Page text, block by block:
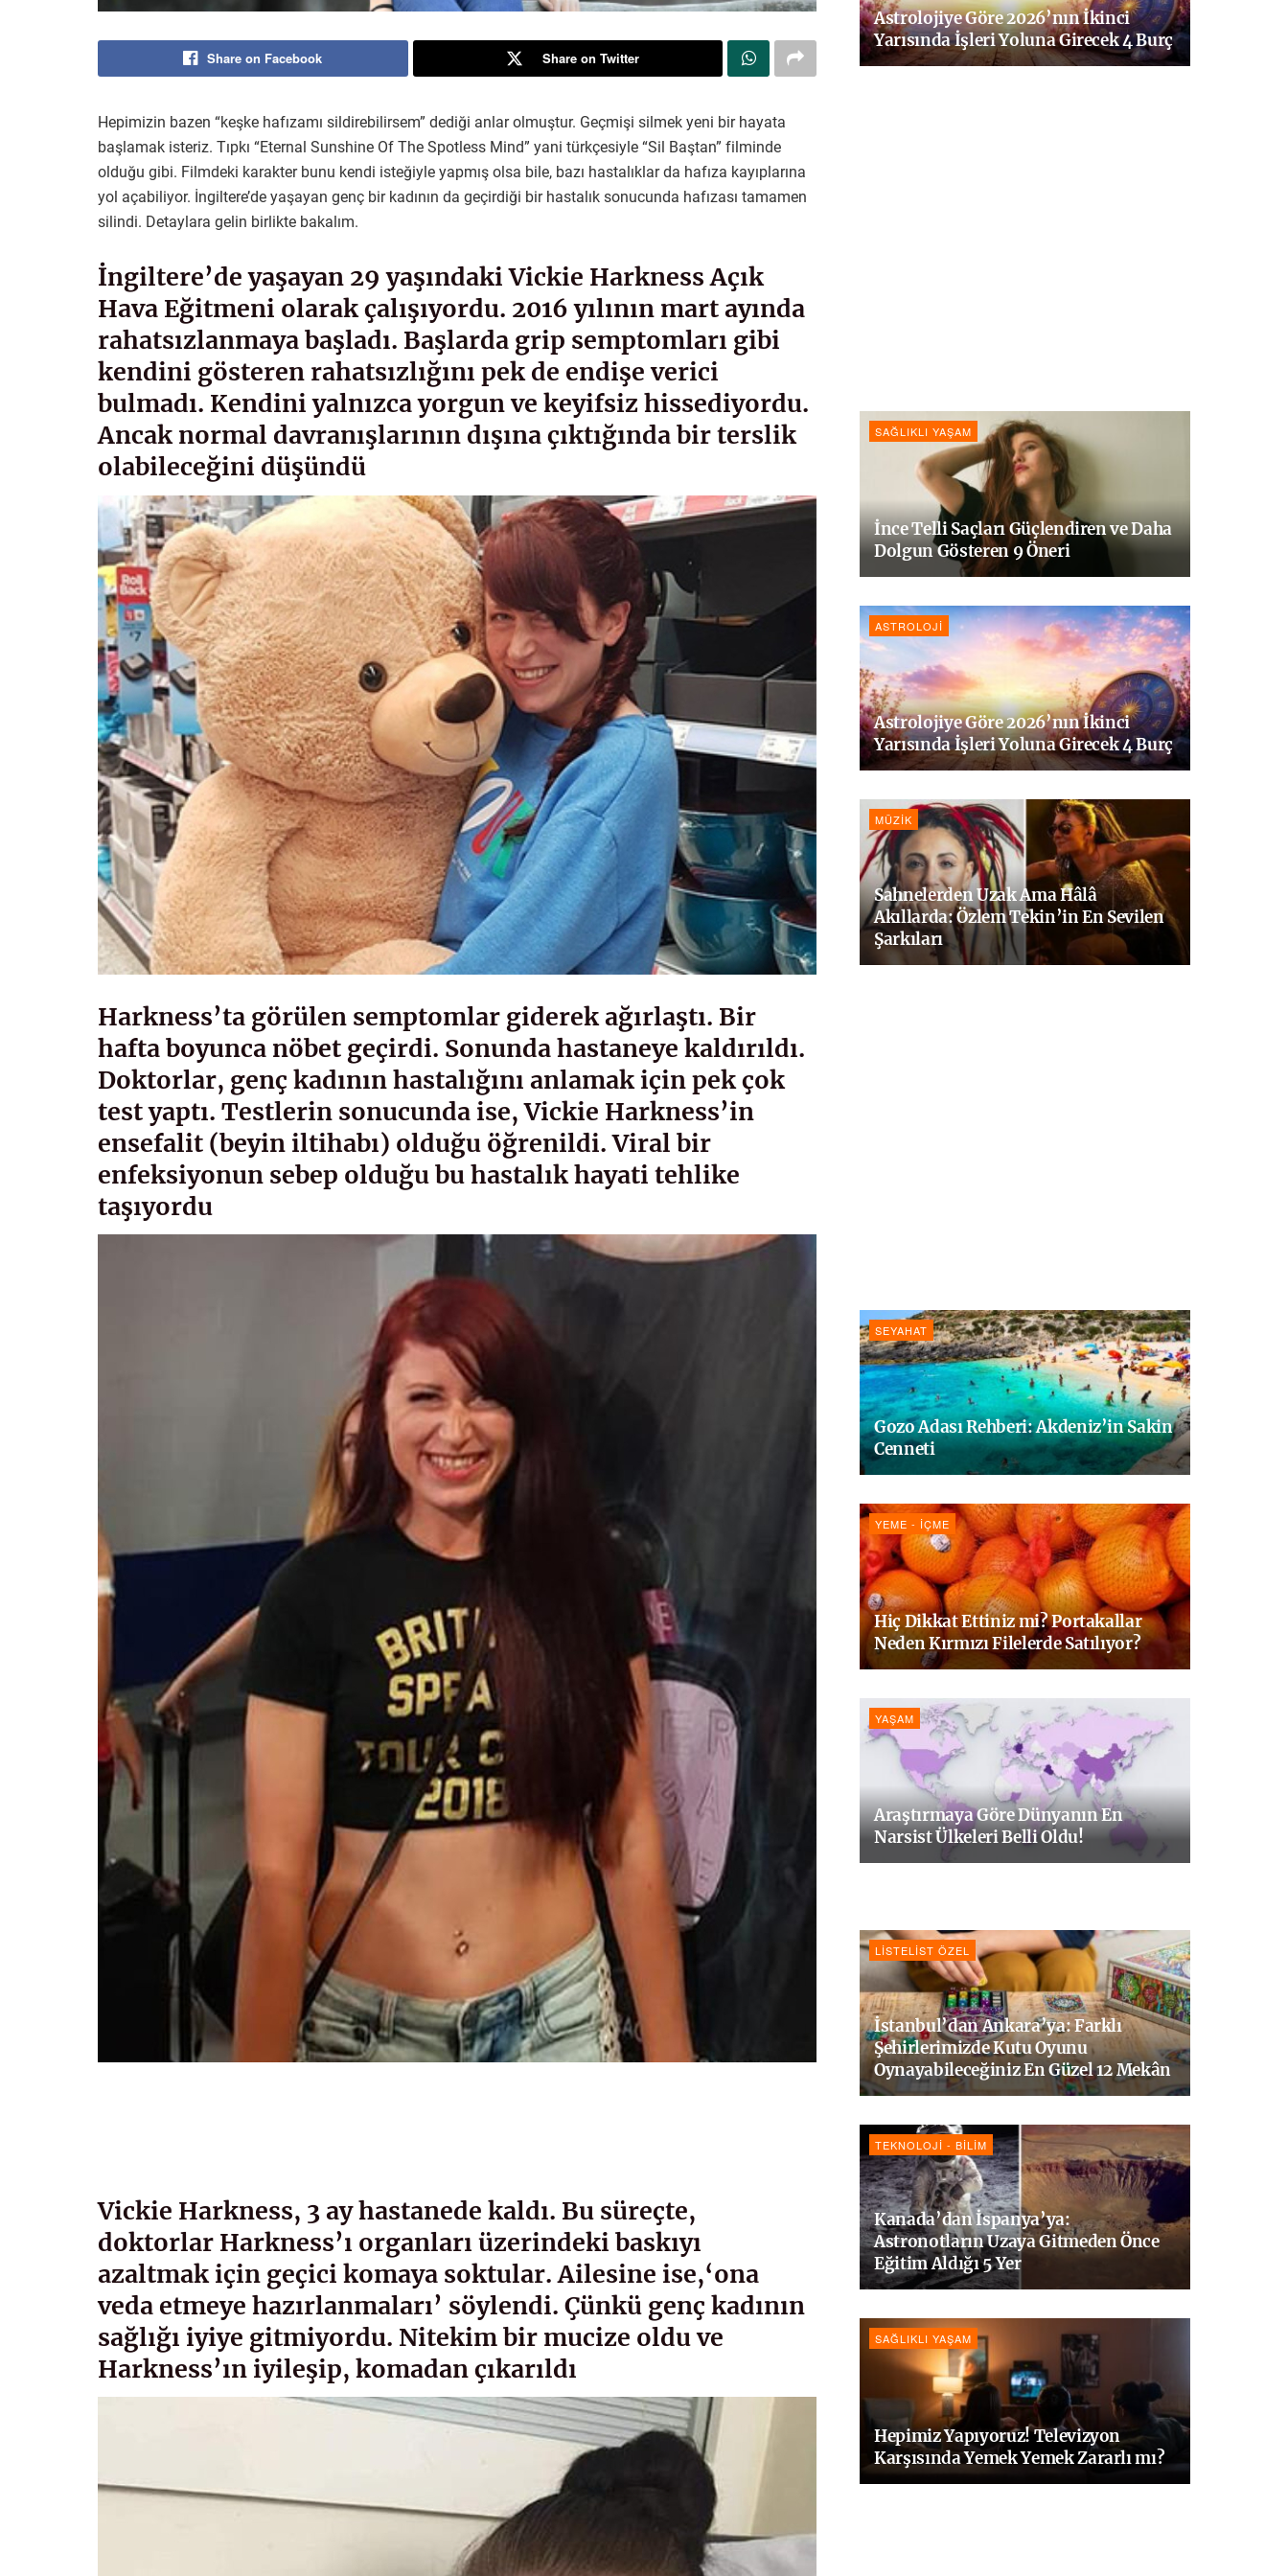
Share on Facebook Share on Twitter
Hepimizin bazen “keşke hafızamı sildirebilirsem” dediği anlar olmuştur. Geçmişi silmek yeni bir hayata
başlamak isteriz. Tıpkı “Eternal Sunshine Of The Spotless Mind” yani türkçesiyle “Sil Baştan” filminde
olduğu gibi. Filmdeki karakter bunu kendi isteğiyle yapmış olsa bile, bazı hastalıklar da hafıza kayıplarına
yol açabiliyor. İngiltere’de yaşayan genç bir kadının da geçirdiği bir hastalık sonucunda hafızası tamamen
silindi. Detaylara gelin birlikte bakalım.
İngiltere’de yaşayan 29 yaşındaki Vickie Harkness Açık
Hava Eğitmeni olarak çalışıyordu. 2016 yılının mart ayında
rahatsızlanmaya başladı. Başlarda grip semptomları gibi
kendini gösteren rahatsızlığını pek de endişe verici
bulmadı. Kendini yalnızca yorgun ve keyifsiz hissediyordu.
Ancak normal davranışlarının dışına çıktığında bir terslik
olabileceğini düşündü
Harkness’ta görülen semptomlar giderek ağırlaştı. Bir
hafta boyunca nöbet geçirdi. Sonunda hastaneye kaldırıldı.
Doktorlar, genç kadının hastalığını anlamak için pek çok
test yaptı. Testlerin sonucunda ise, Vickie Harkness’in
ensefalit (beyin iltihabı) olduğu öğrenildi. Viral bir
enfeksiyonun sebep olduğu bu hastalık hayati tehlike
taşıyordu
Vickie Harkness, 3 ay hastanede kaldı. Bu süreçte,
doktorlar Harkness’ı organları üzerindeki baskıyı
azaltmak için geçici komaya soktular. Ailesine ise,‘ona
veda etmeye hazırlanmaları’ söylendi. Çünkü genç kadının
sağlığı iyiye gitmiyordu. Nitekim bir mucize oldu ve
Harkness’ın iyileşip, komadan çıkarıldı
Astrolojiye Göre 2026’nın İkinci
Yarısında İşleri Yoluna Girecek 4 Burç
SAĞLIKLI YAŞAM
İnce Telli Saçları Güçlendiren ve Daha
Dolgun Gösteren 9 Öneri
ASTROLOJI
Astrolojiye Göre 2026’nın İkinci
Yarısında İşleri Yoluna Girecek 4 Burç
MÜZIK
Sahnelerden Uzak Ama Hâlâ
Akıllarda: Özlem Tekin’in En Sevilen
Şarkıları
SEYAHAT
Gozo Adası Rehberi: Akdeniz’in Sakin
Cenneti
YEME - İÇME
Hiç Dikkat Ettiniz mi? Portakallar
Neden Kırmızı Filelerde Satılıyor?
YAŞAM
Araştırmaya Göre Dünyanın En
Narsist Ülkeleri Belli Oldu!
LISTELIST ÖZEL
İstanbul’dan Ankara’ya: Farklı
Şehirlerimizde Kutu Oyunu
Oynayabileceğiniz En Güzel 12 Mekân
TEKNOLOJI - BILIM
Kanada’dan İspanya’ya:
Astronotların Uzaya Gitmeden Önce
Eğitim Aldığı 5 Yer
SAĞLIKLI YAŞAM
Hepimiz Yapıyoruz! Televizyon
Karşısında Yemek Yemek Zararlı mı?